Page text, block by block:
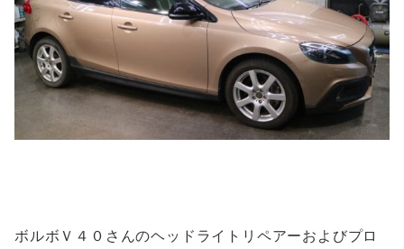
ボルボＶ４０さんのヘッドライトリペアーおよびプロ